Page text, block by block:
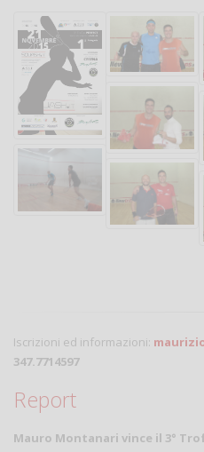
Iscrizioni ed informazioni:
347.7714597
Report
Mauro Montanari vince il 3°